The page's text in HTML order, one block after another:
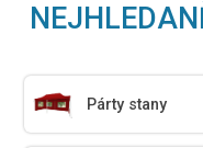
Párty stany